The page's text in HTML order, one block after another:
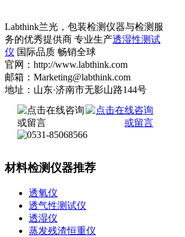
Labthink兰光，包装检测仪器与检测服
务的优秀提供商 专业生产透湿性测试
仪 国际品质 畅销全球
官网：http://www.labthink.com
邮箱：Marketing@labthink.com
地址：山东·济南市无影山路144号
材料检测仪器推荐
透氧仪
透气性测试仪
透湿仪
蒸发残渣恒重仪